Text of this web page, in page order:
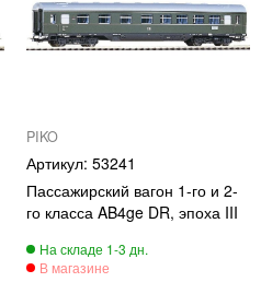
PIKO
53241
Пассажирский вагон 1-го и 2-
го класса AB4ge DR, эпоха III